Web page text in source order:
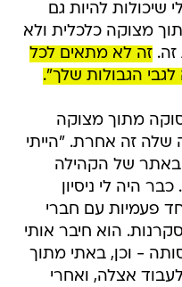
שיכולות להיות גם
מצוקה כלכלית ולא
זה.זה לא מתאים לכל
הגבולות שלך".
מתוך מצוקה
שלה זה אחרת. "הייתי
באתר של הקהילה
היה לי ניסיון
פעמיות עם חברי
הוא חיבר אותי
- וכן, באתי מתוך
אצלה, ואחרי